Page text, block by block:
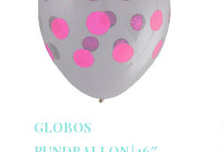
GLOBOS